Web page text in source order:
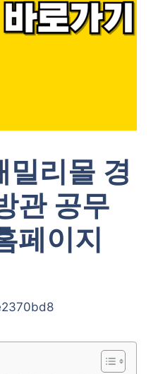
밀리몰 경
관 공무
페이지